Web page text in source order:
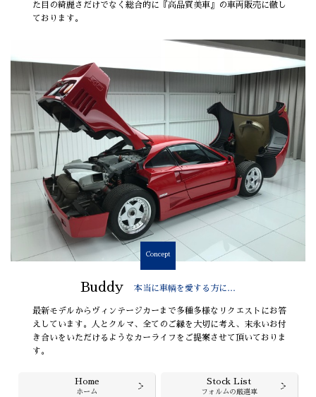
た目の綺麗さだけでなく総合的に『高品質美車』の車両販売に徹し
ております。
Concept
Buddy 本当に車輌を愛する方に…
最新モデルからヴィンテージカーまで多種多様なリクエストにお答
えしています。人とクルマ、全てのご縁を大切に考え、末永いお付
き合いをいただけるようなカーライフをご提案させて頂いておりま
す。
Home
ホーム
Stock List
フォルムの厳選車